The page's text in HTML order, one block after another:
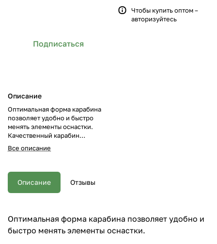
Подписаться
Описание
Оптимальная форма карабина
позволяет удобно и быстро
менять элементы оснастки.
Качественный карабин
EastShark не подвержен
коррозии и выдерживает
Все описание
Чтобы купить оптом –
авторизуйтесь
Описание Отзывы
Оптимальная форма карабина позволяет удобно и
быстро менять элементы оснастки.